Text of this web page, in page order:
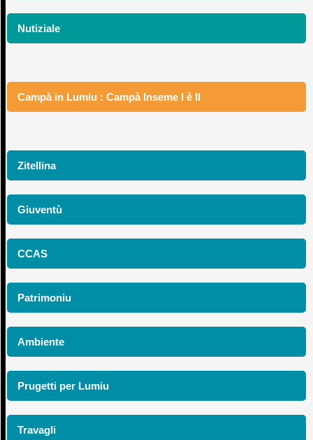
Nutiziale
Campà in Lumiu : Campà Inseme I è II
Zitellina
Giuventù
CCAS
Patrimoniu
Ambiente
Prugetti per Lumiu
Travagli